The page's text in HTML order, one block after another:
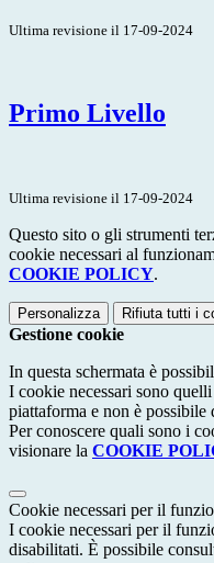
Ultima revisione il 17-09-2024
Primo Livello
Ultima revisione il 17-09-2024
Questo sito o gli strumenti
cookie necessari al
COOKIE POLICY.
Personalizza Rifiuta tutti i
Gestione cookie
In questa schermata è
I cookie necessari sono
piattaforma e non è possibile
Per conoscere quali sono i
visionare la COOKIE
Cookie necessari per il
I cookie necessari per il
disabilitati. È possibile